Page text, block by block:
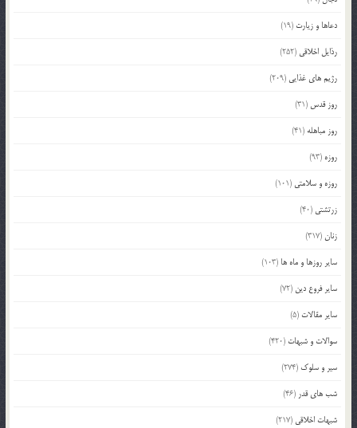
دعاها و زیارت (19)
رذایل اخلاقی (252)
رژیم های غذایی (209)
روز قدس (31)
روز مباهله (41)
روزه (93)
روزه و سلامتی (101)
زرتشتی (40)
زنان(317)
سایر روزها و ماه ها (103)
سایر فروع دین (72)
سایر مقالات (5)
سوالات و شبهات (420)
سیر و سلوک (274)
شب های قدر (46)
شبهات اخلاقی (217)